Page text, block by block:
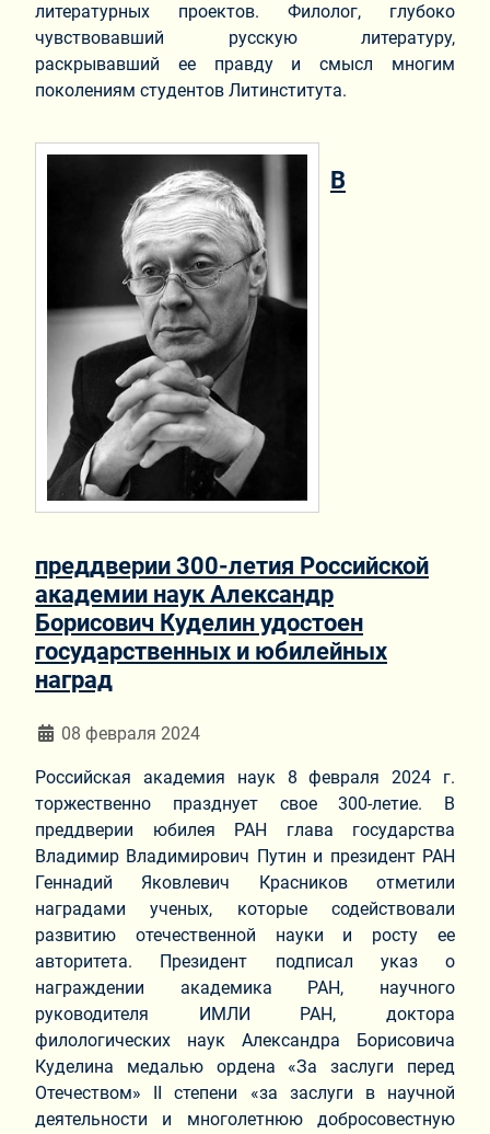
литературных проектов. Филолог, глубоко
чувствовавший русскую литературу,
раскрывавший ее правду и смысл многим
поколениям студентов Литинститута.
В
преддверии 300-летия Российской
академии наук Александр
Борисович Куделин удостоен
государственных и юбилейных
наград
Информация о материале
08 февраля 2024
Российская академия наук 8 февраля 2024 г.
торжественно празднует свое 300-летие. В
преддверии юбилея РАН глава государства
Владимир Владимирович Путин и президент РАН
Геннадий Яковлевич Красников отметили
наградами ученых, которые содействовали
развитию отечественной науки и росту ее
авторитета. Президент подписал указ о
награждении академика РАН, научного
руководителя ИМЛИ РАН, доктора
филологических наук Александра Борисовича
Куделина медалью ордена «За заслуги перед
Отечеством» II степени «за заслуги в научной
деятельности и многолетнюю добросовестную